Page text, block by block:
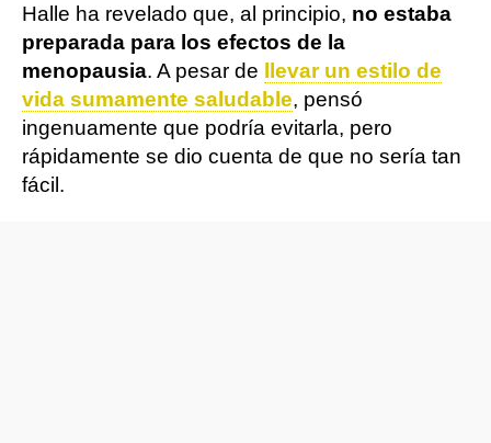
Halle ha revelado que, al principio, no estaba
preparada para los efectos de la
menopausia. A pesar de llevar un estilo de
vida sumamente saludable, pensó
ingenuamente que podría evitarla, pero
rápidamente se dio cuenta de que no sería tan
fácil.